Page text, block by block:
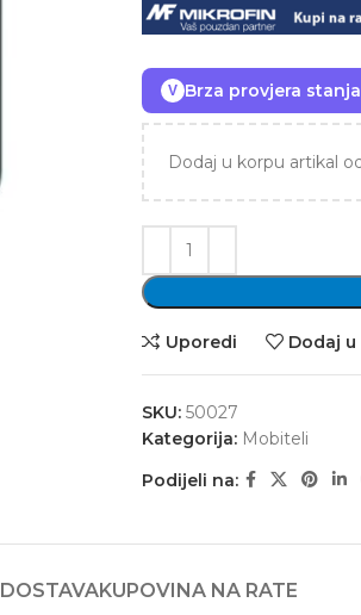
V Brza provjera
Dodaj u korpu artikal
Uporedi Dodaj
SKU: 50027
Kategorija: Mobiteli
Podijeli na:
DOSTAVAKUPOVINA NA RATE